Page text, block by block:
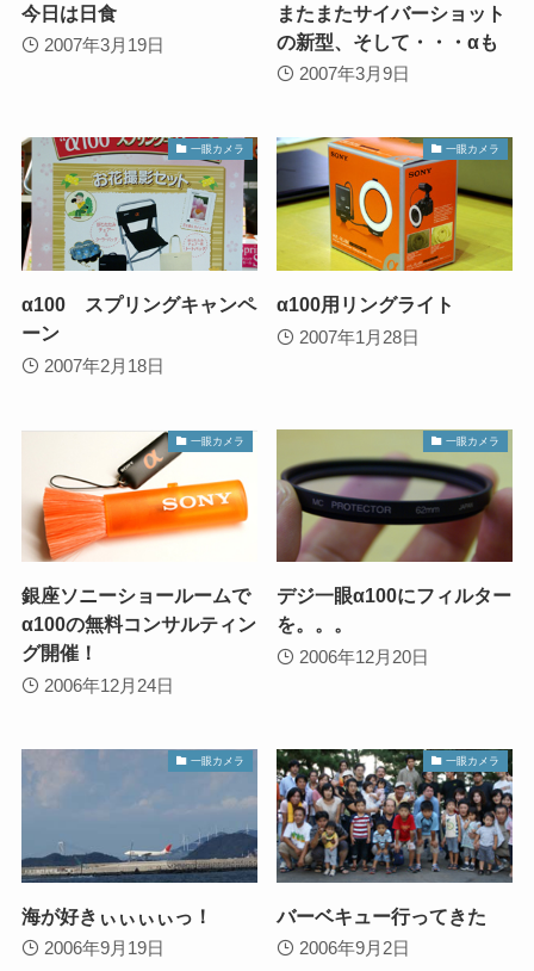
今日は日食
2007年3月19日
またまたサイバーショット
の新型、そして・・・αも
2007年3月9日
一眼カメラ
α100 スプリングキャンペ
ーン
2007年2月18日
一眼カメラ
α100用リングライト
2007年1月28日
一眼カメラ
銀座ソニーショールームで
α100の無料コンサルティン
グ開催！
2006年12月24日
一眼カメラ
デジ一眼α100にフィルター
を。。。
2006年12月20日
一眼カメラ
海が好きぃぃぃぃっ！
2006年9月19日
一眼カメラ
バーベキュー行ってきた
2006年9月2日